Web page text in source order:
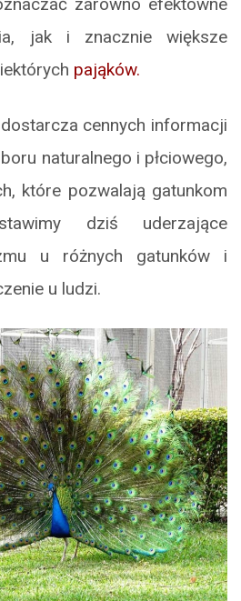
jak i znacznie większe
pająków.
cennych informacji
naturalnego i płciowego,
które pozwalają gatunkom
dziś uderzające
u różnych gatunków i
u ludzi.